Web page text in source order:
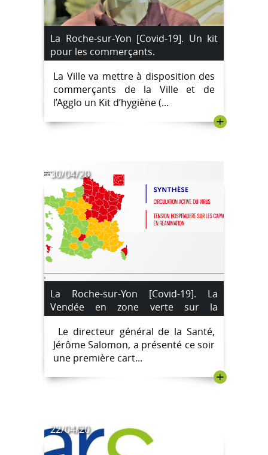
La Roche-sur-Yon [Covid-19]. Un kit
pour les commerçants.
La Ville va mettre à disposition des
commerçants de la Ville et de
l’Agglo un Kit d’hygiène (...
+
30/04/20
La Roche-sur-Yon [Covid-19]. La
Vendée en zone verte sur la
première carte des départements
pour le déconfinement.
Le directeur général de la Santé,
Jérôme Salomon, a présenté ce soir
une première cart...
+
22/04/20